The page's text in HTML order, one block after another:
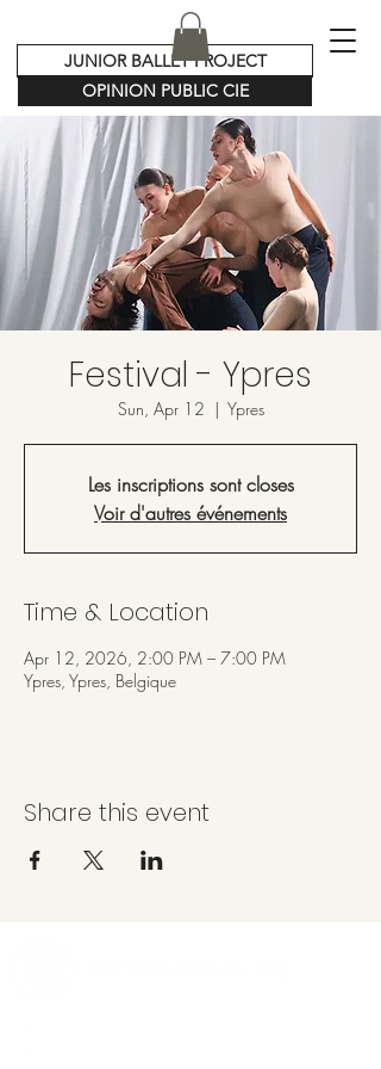
OPINION PUBLIC CIE
JUNIOR BALLET PROJECT
Festival - Ypres
Sun, Apr 12
  |
Ypres
Les inscriptions sont closes
Voir d'autres événements
Time & Location
Apr 12, 2026, 2:00 PM – 7:00 PM
Ypres, Ypres, Belgique
Share this event